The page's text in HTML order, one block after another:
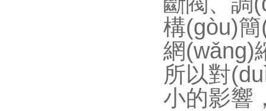
構(gòu)簡
網(wǎng)
所以對
小的影響